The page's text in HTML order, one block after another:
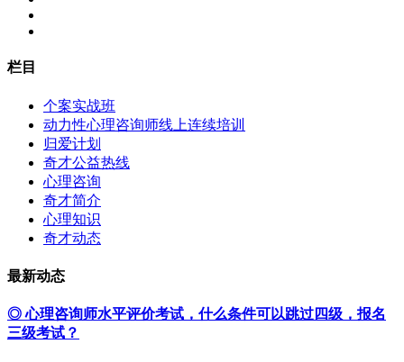
栏目
个案实战班
动力性心理咨询师线上连续培训
归爱计划
奇才公益热线
心理咨询
奇才简介
心理知识
奇才动态
最新动态
◎ 心理咨询师水平评价考试，什么条件可以跳过四级，报名
三级考试？